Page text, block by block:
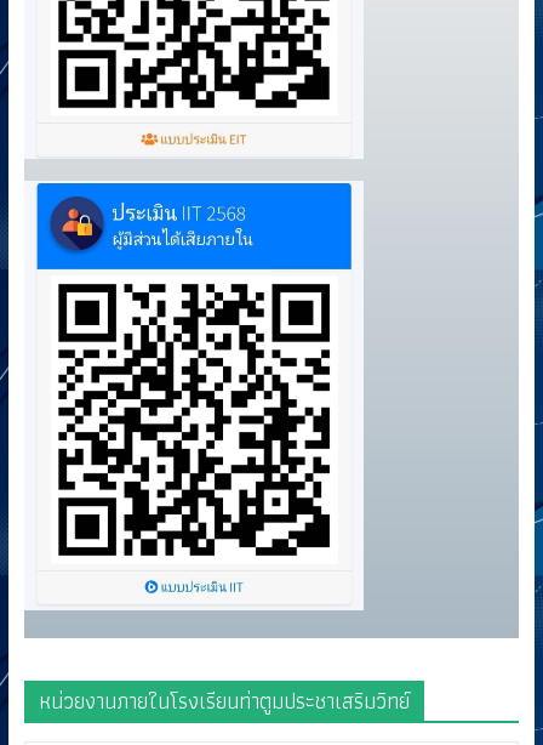
หน่วยงานภายในโรงเรียนท่าตูมประชาเสริมวิทย์